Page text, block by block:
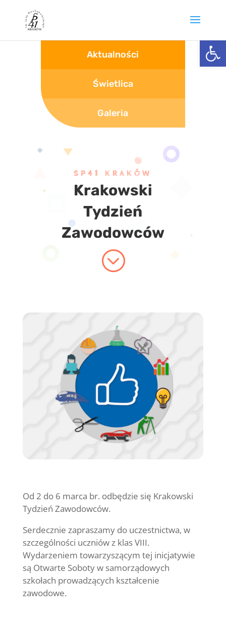
Aktualności
Świetlica
Galeria
SP41 KRAKÓW
Krakowski
Tydzień
Zawodowców
;
Od 2 do 6 marca br. odbędzie się Krakowski
Tydzień Zawodowców.
Serdecznie zapraszamy do uczestnictwa, w
szczególności uczniów z klas VIII.
Wydarzeniem towarzyszącym tej inicjatywie
są Otwarte Soboty w samorządowych
szkołach prowadzących kształcenie
zawodowe.